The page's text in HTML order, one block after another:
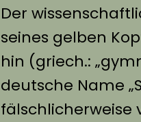
Der
seines gelben
hin (griech.:
deutsche Name